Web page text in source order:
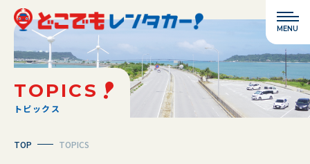
TOPICS
トピックス
TOP TOPICS